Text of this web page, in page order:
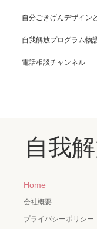
自分ごきげんデザイン
自我解放プログラム物
電話相談チャンネル
自我
Home
会社概要
プライバシーポリシー